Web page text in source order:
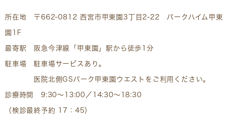
所在地 〒662-0812 西宮市甲東園3丁目2-22 パークハイム甲東
園1F
最寄駅 阪急今津線「甲東園」駅から徒歩1分
駐車場 駐車場サービスあり。
医院北側GSパーク甲東園ウエストをご利用ください。
診療時間 9:30～13:00／14:30～18:30
（検診最終予約 17：45）